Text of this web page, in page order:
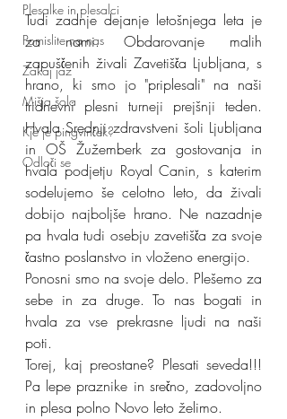
Plesalke in plesalci
Pomislite na nas
Zakaj jaz
Mišja šola
Kje je pingvinček?
Odloči se
Tudi zadnje dejanje letošnjega leta je
za nami. Obdarovanje malih
zapuščenih živali Zavetišča Ljubljana, s
hrano, ki smo jo "priplesali" na naši
tridnevni plesni turneji prejšnji teden.
Hvala Srednji zdravstveni šoli Ljubljana
in OŠ Žužemberk za gostovanja in
hvala podjetju Royal Canin, s katerim
sodelujemo še celotno leto, da živali
dobijo najboljše hrano. Ne nazadnje
pa hvala tudi osebju zavetišča za svoje
častno poslanstvo in vloženo energijo.
Ponosni smo na svoje delo. Plešemo za
sebe in za druge. To nas bogati in
hvala za vse prekrasne ljudi na naši
poti.
Torej, kaj preostane? Plesati seveda!!!
Pa lepe praznike in srečno, zadovoljno
in plesa polno Novo leto želimo.